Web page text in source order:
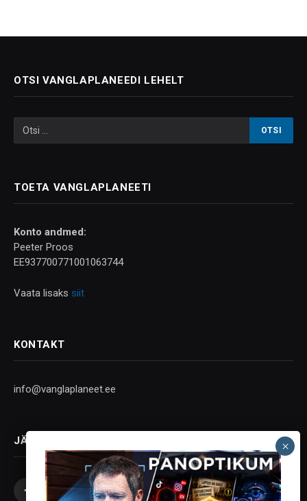
OTSI VANGLAPLANEEDI LEHELT
TOETA VANGLAPLANEETI
Konto andmed:
Peeter Proos
EE937700771001063744
Vaata lisaks siit
KONTAKT
info@vanglaplaneet.ee
JÄLGI SOTSIAALMEEDIAS
Facebook
X InstagramYouTubeTelegram